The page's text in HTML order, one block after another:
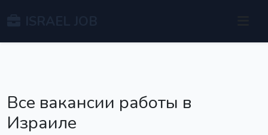
Все вакансии работы в
Израиле